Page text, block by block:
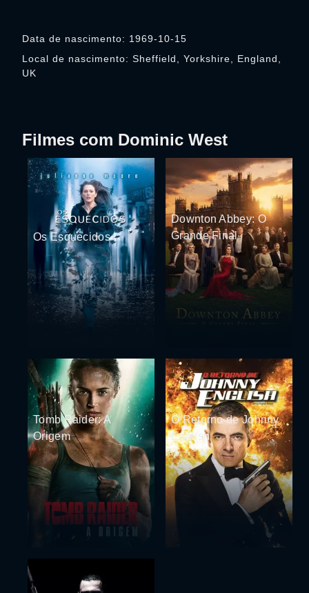
Data de nascimento: 1969-10-15
Local de nascimento: Sheffield, Yorkshire, England,
UK
Filmes com Dominic West
Os Esquecidos
Downton Abbey: O
Grande Final
Tomb Raider: A
Origem
O Retorno de Johnny
English